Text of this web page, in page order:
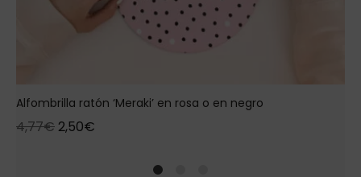
Alfombrilla ratón ‘Meraki’ en rosa o en negro
4,77€ 2,50€